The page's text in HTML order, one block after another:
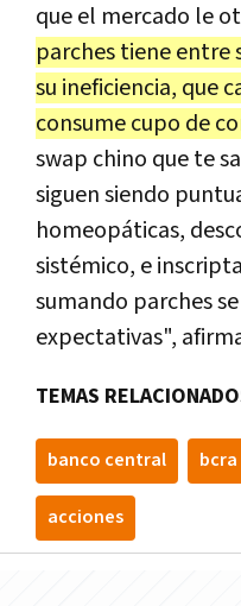
que el mercado le
parches tiene entre
su ineficiencia, que
consume cupo de
swap chino que te
siguen siendo
homeopáticas,
sistémico, e
sumando parches
expectativas",
TEMAS
banco central bcra
acciones